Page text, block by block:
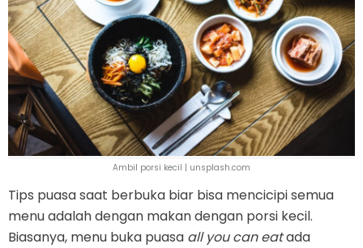
Ambil porsi kecil | unsplash.com
Tips puasa saat berbuka biar bisa mencicipi semua
menu adalah dengan makan dengan porsi kecil.
Biasanya, menu buka puasa all you can eatada